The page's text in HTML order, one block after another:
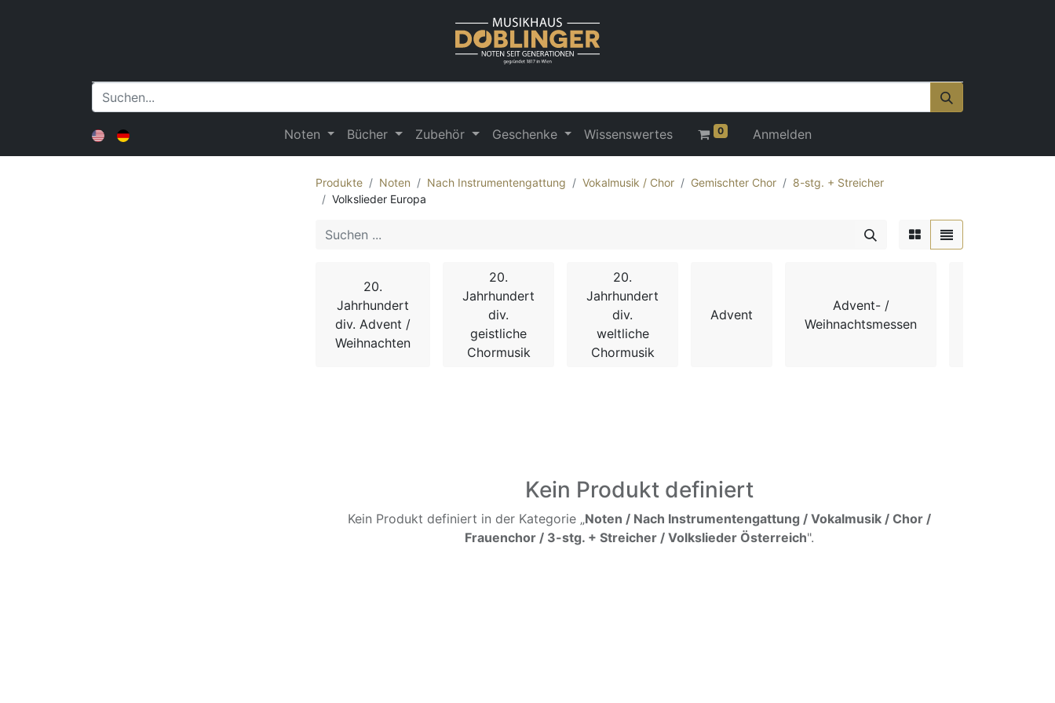
Noten Bücher Zubehör Geschenke Wissenswertes 0 Anmelden
Produkte Noten Nach Instrumentengattung Vokalmusik / Chor Gemischter Chor
8-stg. + Streicher
Volkslieder Europa
20.
Jahrhundert
div. Advent /
Weihnachten
20.
Jahrhundert
div.
geistliche
Chormusik
20.
Jahrhundert
div.
weltliche
Chormusik
Advent
Advent- /
Weihnachtsmessen
Kein Produkt definiert
Kein Produkt definiert in der Kategorie „Noten / Nach Instrumentengattung / Vokalmusik / Chor /
Frauenchor / 3-stg. + Streicher / Volkslieder Österreich".